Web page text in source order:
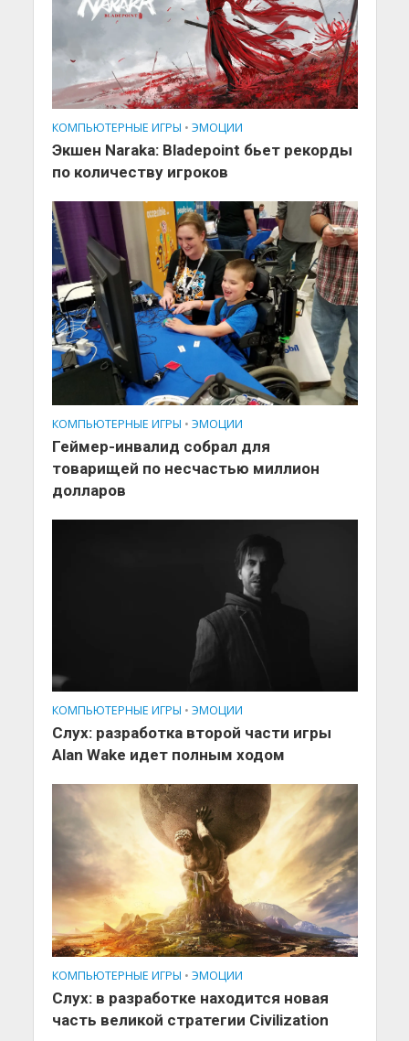
КОМПЬЮТЕРНЫЕ ИГРЫ • ЭМОЦИИ
Экшен Naraka: Bladepoint бьет рекорды
по количеству игроков
КОМПЬЮТЕРНЫЕ ИГРЫ • ЭМОЦИИ
Геймер-инвалид собрал для
товарищей по несчастью миллион
долларов
КОМПЬЮТЕРНЫЕ ИГРЫ • ЭМОЦИИ
Слух: разработка второй части игры
Alan Wake идет полным ходом
КОМПЬЮТЕРНЫЕ ИГРЫ • ЭМОЦИИ
Слух: в разработке находится новая
часть великой стратегии Civilization